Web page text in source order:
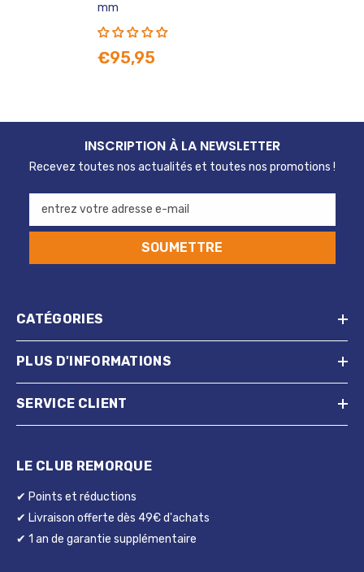
mm
€95,95
INSCRIPTION À LA NEWSLETTER
Recevez toutes nos actualités et toutes nos promotions !
entrez votre adresse e-mail
SOUMETTRE
CATÉGORIES
PLUS D'INFORMATIONS
SERVICE CLIENT
LE CLUB REMORQUE
✔ Points et réductions
✔ Livraison offerte dès 49€ d'achats
✔ 1 an de garantie supplémentaire